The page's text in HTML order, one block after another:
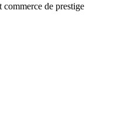
de prestige